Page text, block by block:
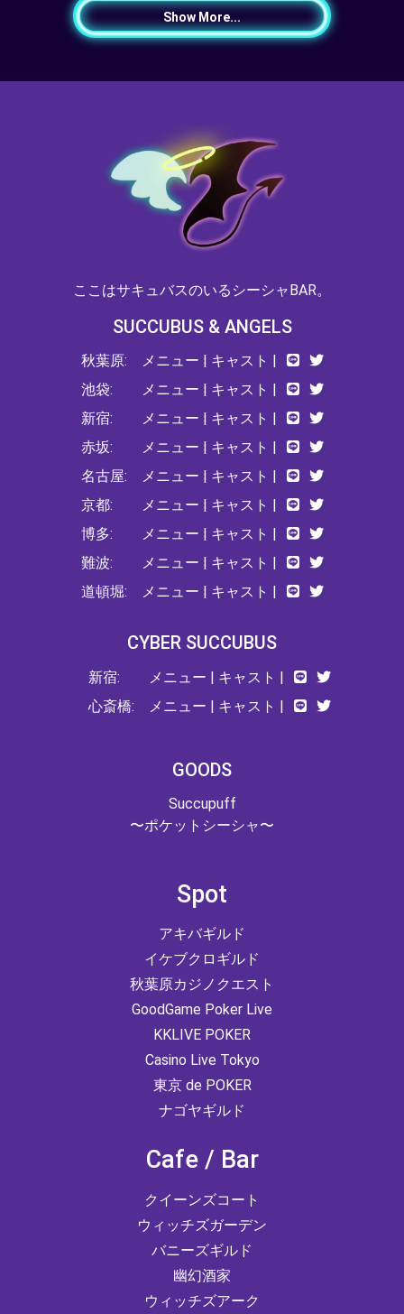
Show More...
ここはサキュバスのいるシーシャBAR。
SUCCUBUS & ANGELS
秋葉原:
池袋:
新宿:
赤坂:
名古屋:
京都:
博多:
難波:
道頓堀:
メニュー キャスト
メニュー
キャスト
メニュー
キャスト
メニュー
キャスト
メニュー
キャスト
メニュー
キャスト
メニュー
キャスト
メニュー
キャスト
メニュー
キャスト
CYBER SUCCUBUS
新宿:
心斎橋:
メニュー | キャスト |
メニュー | キャスト |
GOODS
Succupuff
〜ポケットシーシャ〜
Spot
アキバギルド
イケブクロギルド
秋葉原カジノクエスト
GoodGame Poker Live
KKLIVE POKER
Casino Live Tokyo
東京 de POKER
ナゴヤギルド
Cafe / Bar
クイーンズコート
ウィッチズガーデン
バニーズギルド
幽幻酒家
ウィッチズアーク